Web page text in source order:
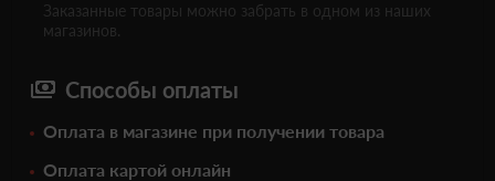
Заказанные товары можно забрать в одном из наших
магазинов.
Способы оплаты
Оплата в магазине при получении товара
Оплата картой онлайн